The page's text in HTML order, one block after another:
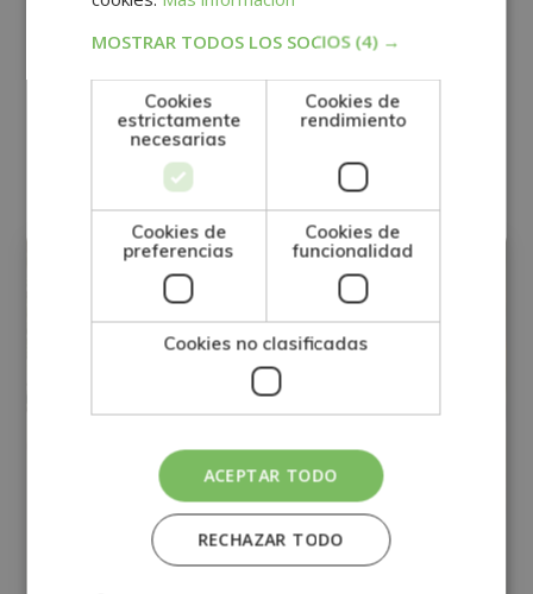
Para más información consulte nuestra Política de Privacidad.
Desea recibir información comercial (vía telefónica y/o email):
Otras titulaciones
OTRAS TITULACIONES
MOSTRAR TODOS LOS SOCIOS (4) →
Cookies
estrictamente
necesarias
Cookies de
rendimiento
Cookies de
preferencias
Cookies de
funcionalidad
Cookies no clasificadas
ACEPTAR TODO
RECHAZAR TODO